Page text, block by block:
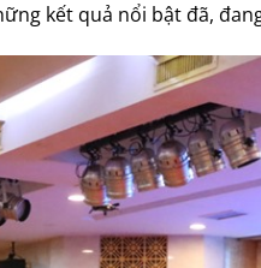
kết quả nổi bật đã,